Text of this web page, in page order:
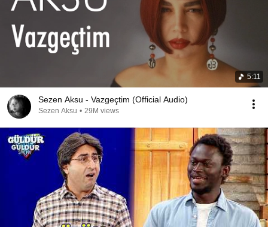
5:11
Sezen Aksu - Vazgeçtim (Official Audio)
Sezen Aksu • 29M views